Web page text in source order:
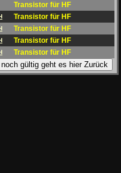
Transistor für HF
Transistor für HF
Transistor für HF
Transistor für HF
Transistor für HF
noch gültig geht es hier Zurück